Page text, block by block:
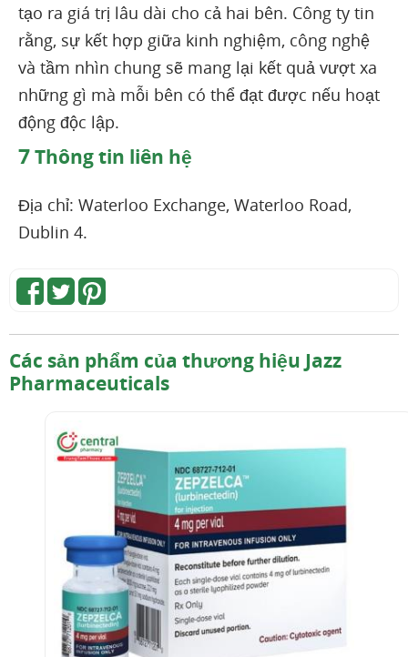
tạo ra giá trị lâu dài cho cả hai bên. Công ty tin
rằng, sự kết hợp giữa kinh nghiệm, công nghệ
và tầm nhìn chung sẽ mang lại kết quả vượt xa
những gì mà mỗi bên có thể đạt được nếu hoạt
động độc lập.
7Thông tin liên hệ
Địa chỉ: Waterloo Exchange, Waterloo Road,
Dublin 4.
Các sản phẩm của thương hiệu Jazz
Pharmaceuticals